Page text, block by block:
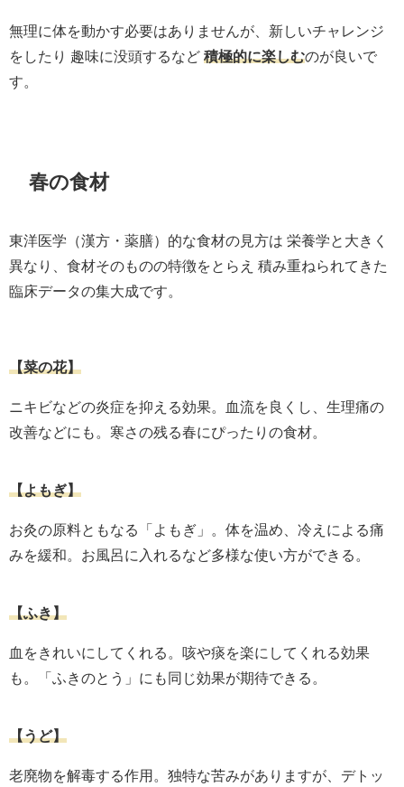
無理に体を動かす必要はありませんが、新しいチャレンジ
をしたり 趣味に没頭するなど 積極的に楽しむのが良いで
す。
春の食材
東洋医学（漢方・薬膳）的な食材の見方は 栄養学と大きく
異なり、食材そのものの特徴をとらえ 積み重ねられてきた
臨床データの集大成です。
【菜の花】
ニキビなどの炎症を抑える効果。血流を良くし、生理痛の
改善などにも。寒さの残る春にぴったりの食材。
【よもぎ】
お灸の原料ともなる「よもぎ」。体を温め、冷えによる痛
みを緩和。お風呂に入れるなど多様な使い方ができる。
【ふき】
血をきれいにしてくれる。咳や痰を楽にしてくれる効果
も。「ふきのとう」にも同じ効果が期待できる。
【うど】
老廃物を解毒する作用。独特な苦みがありますが、デトッ